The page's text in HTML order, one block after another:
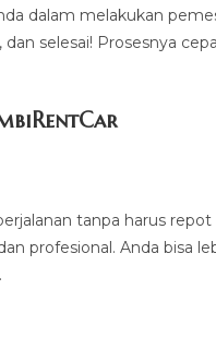
dalam melakukan
selesai! Prosesnya
r
tanpa harus
profesional. Anda bisa